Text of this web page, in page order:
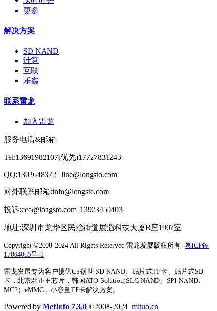
更多
解决方案
SD NAND
计算
互联
乐鑫
联系雷龙
加入雷龙
服务电话&邮箱
Tel:13691982107(优先)17727831243
QQ:1302648372 | line@longsto.com
对外联系邮箱:info@longsto.com
投诉:ceo@longsto.com |13923450403
地址:深圳市龙华区民治街道展滔科技大厦B座1907室
Copyright ©2008-2024 All Rights Reserved 雷龙发展版权所有 粤ICP备
17064055号-1
雷龙发展专为客户提供CS创世 SD NAND、贴片式TF卡、贴片式SD
卡，北京君正主芯片，韩国ATO Solution(SLC NAND、SPI NAND、
MCP）eMMC，小容量TF卡解决方案。
Powered by MetInfo 7.3.0 ©2008-2024 mituo.cn